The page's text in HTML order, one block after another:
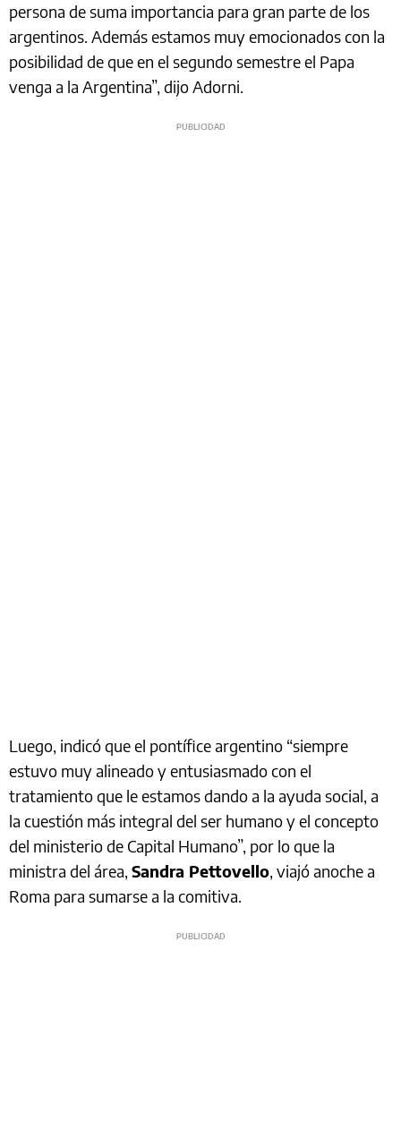
persona de suma importancia para gran parte de los
argentinos. Además estamos muy emocionados con la
posibilidad de que en el segundo semestre el Papa
venga a la Argentina”, dijo Adorni.
Luego, indicó que el pontífice argentino “siempre
estuvo muy alineado y entusiasmado con el
tratamiento que le estamos dando a la ayuda social, a
la cuestión más integral del ser humano y el concepto
del ministerio de Capital Humano”, por lo que la
ministra del área, Sandra Pettovello, viajó anoche a
Roma para sumarse a la comitiva.